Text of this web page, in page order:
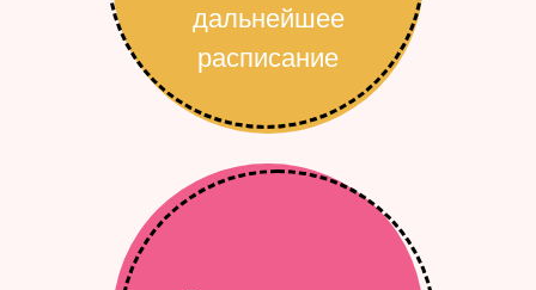
дальнейшее
расписание